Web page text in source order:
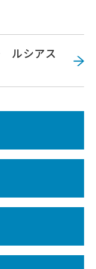
ルシアス